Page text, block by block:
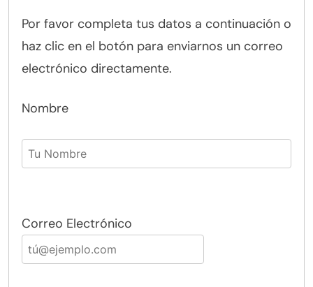
Por favor completa tus datos a continuación o
haz clic en el botón para enviarnos un correo
electrónico directamente.
Nombre
Correo Electrónico